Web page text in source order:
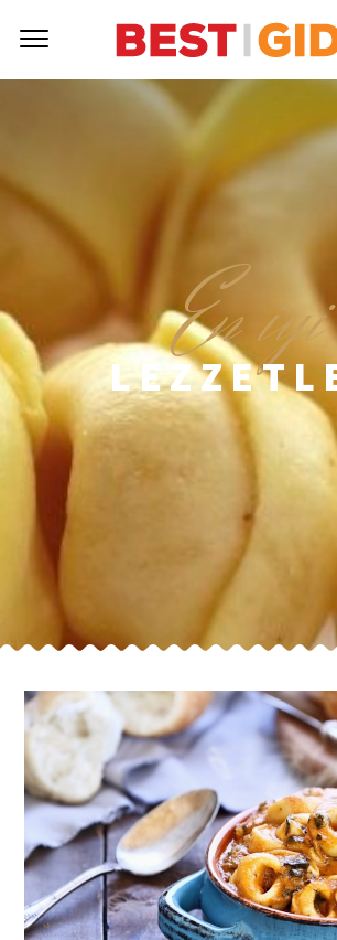
E
n iyi